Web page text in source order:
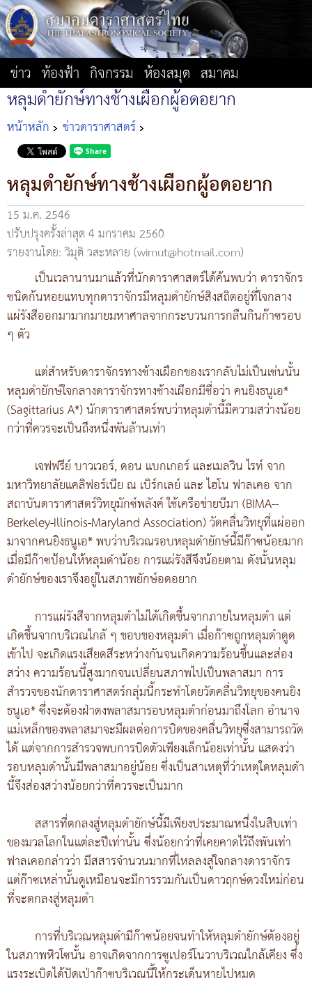
ข่าว ท้องฟ้า กิจกรรม ห้องสมุด สมาคม
หลุมดำยักษ์ทางช้างเผือกผู้อดอยาก
หน้าหลัก ข่าวดาราศาสตร์
หลุมดำยักษ์ทางช้างเผือกผู้อดอยาก
15 ม.ค. 2546
ปรับปรุงครั้งล่าสุด 4 มกราคม 2560
รายงานโดย: วิมุติ วสะหลาย (wimut@hotmail.com)
เป็นเวลานานมาแล้วที่นักดาราศาสตร์ได้ค้นพบว่า ดาราจักร
ชนิดก้นหอยแทบทุกดาราจักรมีหลุมดำยักษ์สิงสถิตอยู่ที่ใจกลาง
แผ่รังสีออกมามากมายมหาศาลจากกระบวนการกลืนกินก๊าซรอบ
ๆ ตัว
แต่สำหรับดาราจักรทางช้างเผือกของเรากลับไม่เป็นเช่นนั้น
หลุมดำยักษ์ใจกลางดาราจักรทางช้างเผือกมีชื่อว่า คนยิงธนูเอ*
(Sagittarius A*) นักดาราศาสตร์พบว่าหลุมดำนี้มีความสว่างน้อย
กว่าที่ควรจะเป็นถึงหนึ่งพันล้านเท่า
เจฟฟรีย์ บาวเวอร์, ดอน แบกเกอร์ และเมลวิน ไรท์ จาก
มหาวิทยาลัยแคลิฟอร์เนีย ณ เบิร์กเลย์ และ ไฮโน ฟาลเคอ จาก
สถาบันดาราศาสตร์วิทยุมักซ์พลังค์ ใช้เครือข่ายบีมา (BIMA--
Berkeley-Illinois-Maryland Association) วัดคลื่นวิทยุที่แผ่ออก
มาจากคนยิงธนูเอ* พบว่าบริเวณรอบหลุมดำยักษ์นี้มีก๊าซน้อยมาก
เมื่อมีก๊าซป้อนให้หลุมดำน้อย การแผ่รังสีจึงน้อยตาม ดังนั้นหลุม
ดำยักษ์ของเราจึงอยู่ในสภาพยักษ์อดอยาก
การแผ่รังสีจากหลุมดำไม่ได้เกิดขึ้นจากภายในหลุมดำ แต่
เกิดขึ้นจากบริเวณใกล้ ๆ ขอบของหลุมดำ เมื่อก๊าซถูกหลุมดำดูด
เข้าไป จะเกิดแรงเสียดสีระหว่างกันจนเกิดความร้อนขึ้นและส่อง
สว่าง ความร้อนนี้สูงมากจนเปลี่ยนสภาพไปเป็นพลาสมา การ
สำรวจของนักดาราศาสตร์กลุ่มนี้กระทำโดยวัดคลื่นวิทยุของคนยิง
ธนูเอ* ซึ่งจะต้องฝ่าดงพลาสมารอบหลุมดำก่อนมาถึงโลก อำนาจ
แม่เหล็กของพลาสมาจะมีผลต่อการบิดของคลื่นวิทยุซึ่งสามารถวัด
ได้ แต่จากการสำรวจพบการบิดตัวเพียงเล็กน้อยเท่านั้น แสดงว่า
รอบหลุมดำนั้นมีพลาสมาอยู่น้อย ซึ่งเป็นสาเหตุที่ว่าเหตุใดหลุมดำ
นี้จึงส่องสว่างน้อยกว่าที่ควรจะเป็นมาก
สสารที่ตกลงสู่หลุมดำยักษ์นี้มีเพียงประมาณหนึ่งในสิบเท่า
ของมวลโลกในแต่ละปีเท่านั้น ซึ่งน้อยกว่าที่เคยคาดไว้ถึงพันเท่า
ฟาลเคอกล่าวว่า มีสสารจำนวนมากที่ไหลลงสู่ใจกลางดาราจักร
แต่ก๊าซเหล่านั้นดูเหมือนจะมีการรวมกันเป็นดาวฤกษ์ดวงใหม่ก่อน
ที่จะตกลงสู่หลุมดำ
การที่บริเวณหลุมดำมีก๊าซน้อยจนทำให้หลุมดำยักษ์ต้องอยู่
ในสภาพหิวโซนั้น อาจเกิดจากการซูเปอร์โนวาบริเวณใกล้เคียง ซึ่ง
แรงระเบิดได้ปัดเป่าก๊าซบริเวณนี้ให้กระเด็นหายไปหมด